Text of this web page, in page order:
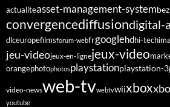
actualiteasset-management-system
convergencediffusiondigital-
dlceuropefilmsforum-webfrgooglehdhi-tech
jeu-videojeux-en-lignejeux-video
orangephotophotosplaystationplaystation-3
video-newsweb-tvwebtvwiixbox
youtube